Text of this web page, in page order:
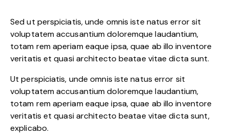
Sed ut perspiciatis, unde omnis iste natus error sit
voluptatem accusantium doloremque laudantium,
totam rem aperiam eaque ipsa, quae ab illo inventore
veritatis et quasi architecto beatae vitae dicta sunt.
Ut perspiciatis, unde omnis iste natus error sit
voluptatem accusantium doloremque laudantium,
totam rem aperiam eaque ipsa, quae ab illo inventore
veritatis et quasi architecto beatae vitae dicta sunt,
explicabo.